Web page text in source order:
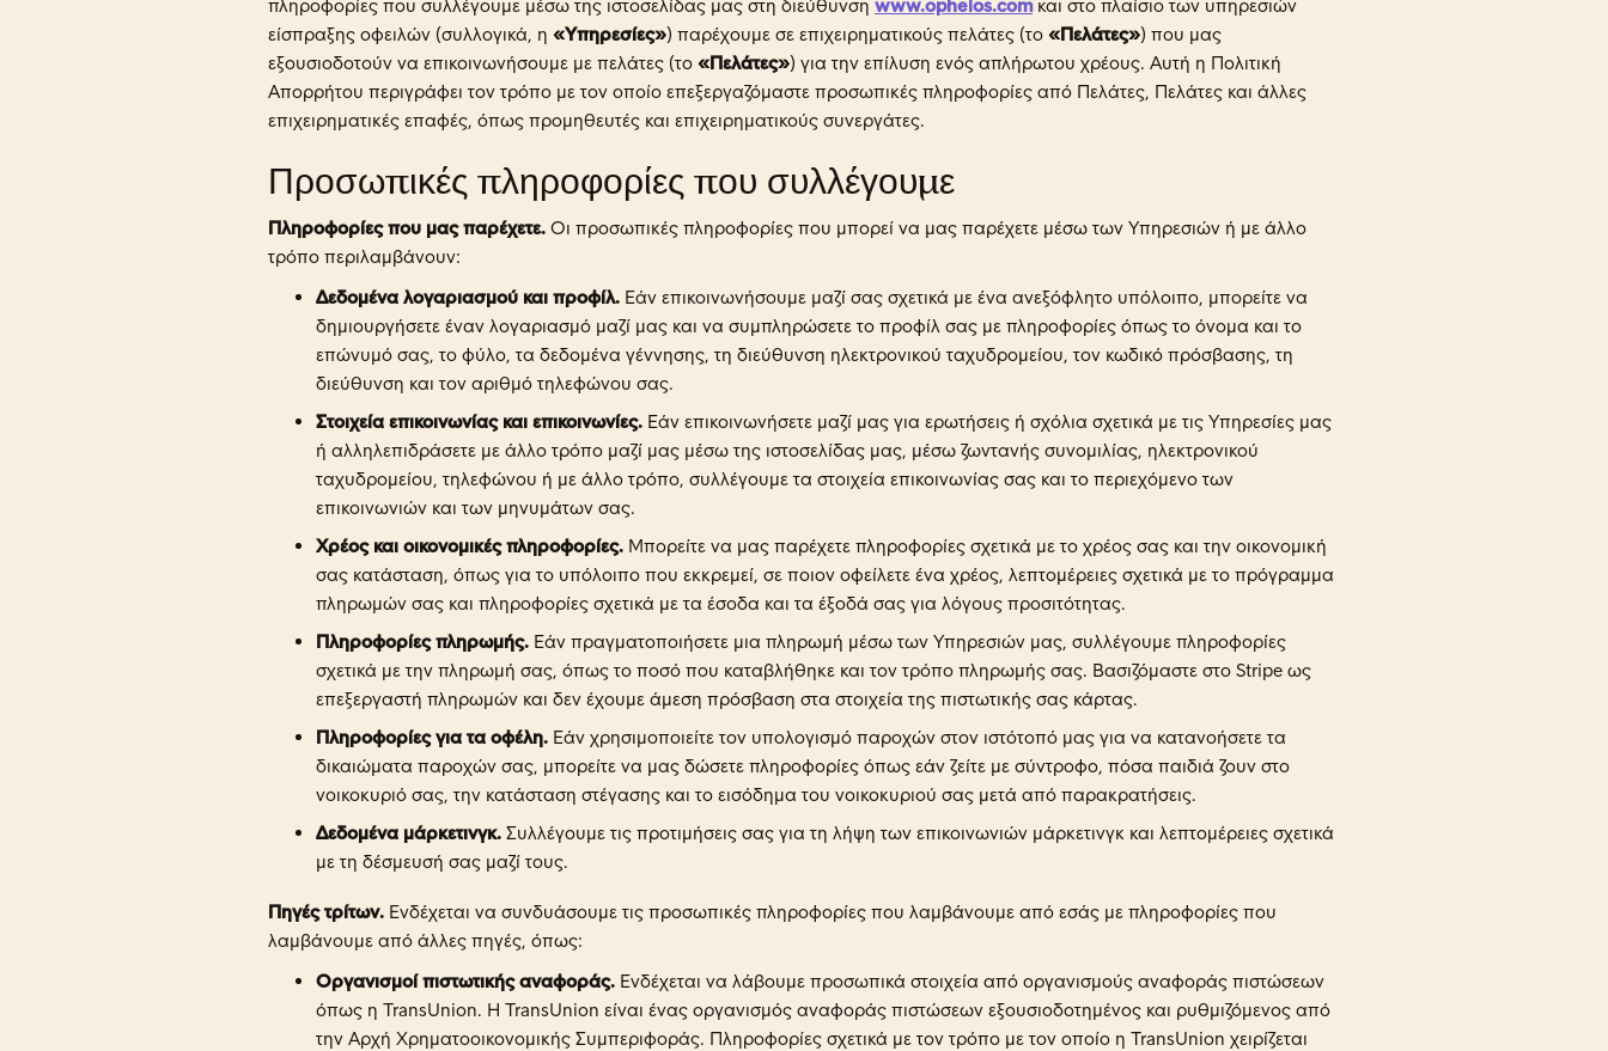
πληροφορίες που συλλέγουμε μέσω της ιστοσελίδας μας στη διεύθυνση www.ophelos.comκαι στο πλαίσιο των υπηρεσιών
είσπραξης οφειλών (συλλογικά, η «Υπηρεσίες») παρέχουμε σε επιχειρηματικούς πελάτες (το «Πελάτες») που μας
εξουσιοδοτούν να επικοινωνήσουμε με πελάτες (το «Πελάτες») για την επίλυση ενός απλήρωτου χρέους. Αυτή η Πολιτική
Απορρήτου περιγράφει τον τρόπο με τον οποίο επεξεργαζόμαστε προσωπικές πληροφορίες από Πελάτες, Πελάτες και άλλες
επιχειρηματικές επαφές, όπως προμηθευτές και επιχειρηματικούς συνεργάτες.
Προσωπικές πληροφορίες που συλλέγουμε
Πληροφορίες που μας παρέχετε. Οι προσωπικές πληροφορίες που μπορεί να μας παρέχετε μέσω των Υπηρεσιών ή με άλλο
τρόπο περιλαμβάνουν:
Δεδομένα λογαριασμού και προφίλ. Εάν επικοινωνήσουμε μαζί σας σχετικά με ένα ανεξόφλητο υπόλοιπο, μπορείτε να
δημιουργήσετε έναν λογαριασμό μαζί μας και να συμπληρώσετε το προφίλ σας με πληροφορίες όπως το όνομα και το
επώνυμό σας, το φύλο, τα δεδομένα γέννησης, τη διεύθυνση ηλεκτρονικού ταχυδρομείου, τον κωδικό πρόσβασης, τη
διεύθυνση και τον αριθμό τηλεφώνου σας.
Στοιχεία επικοινωνίας και επικοινωνίες. Εάν επικοινωνήσετε μαζί μας για ερωτήσεις ή σχόλια σχετικά με τις Υπηρεσίες μας
ή αλληλεπιδράσετε με άλλο τρόπο μαζί μας μέσω της ιστοσελίδας μας, μέσω ζωντανής συνομιλίας, ηλεκτρονικού
ταχυδρομείου, τηλεφώνου ή με άλλο τρόπο, συλλέγουμε τα στοιχεία επικοινωνίας σας και το περιεχόμενο των
επικοινωνιών και των μηνυμάτων σας.
Χρέος και οικονομικές πληροφορίες. Μπορείτε να μας παρέχετε πληροφορίες σχετικά με το χρέος σας και την οικονομική
σας κατάσταση, όπως για το υπόλοιπο που εκκρεμεί, σε ποιον οφείλετε ένα χρέος, λεπτομέρειες σχετικά με το πρόγραμμα
πληρωμών σας και πληροφορίες σχετικά με τα έσοδα και τα έξοδά σας για λόγους προσιτότητας.
Πληροφορίες πληρωμής. Εάν πραγματοποιήσετε μια πληρωμή μέσω των Υπηρεσιών μας, συλλέγουμε πληροφορίες
σχετικά με την πληρωμή σας, όπως το ποσό που καταβλήθηκε και τον τρόπο πληρωμής σας. Βασιζόμαστε στο Stripe ως
επεξεργαστή πληρωμών και δεν έχουμε άμεση πρόσβαση στα στοιχεία της πιστωτικής σας κάρτας.
Πληροφορίες για τα οφέλη. Εάν χρησιμοποιείτε τον υπολογισμό παροχών στον ιστότοπό μας για να κατανοήσετε τα
δικαιώματα παροχών σας, μπορείτε να μας δώσετε πληροφορίες όπως εάν ζείτε με σύντροφο, πόσα παιδιά ζουν στο
νοικοκυριό σας, την κατάσταση στέγασης και το εισόδημα του νοικοκυριού σας μετά από παρακρατήσεις.
Δεδομένα μάρκετινγκ. Συλλέγουμε τις προτιμήσεις σας για τη λήψη των επικοινωνιών μάρκετινγκ και λεπτομέρειες σχετικά
με τη δέσμευσή σας μαζί τους.
Πηγές τρίτων. Ενδέχεται να συνδυάσουμε τις προσωπικές πληροφορίες που λαμβάνουμε από εσάς με πληροφορίες που
λαμβάνουμε από άλλες πηγές, όπως:
Οργανισμοί πιστωτικής αναφοράς. Ενδέχεται να λάβουμε προσωπικά στοιχεία από οργανισμούς αναφοράς πιστώσεων
όπως η TransUnion. Η TransUnion είναι ένας οργανισμός αναφοράς πιστώσεων εξουσιοδοτημένος και ρυθμιζόμενος από
την Αρχή Χρηματοοικονομικής Συμπεριφοράς. Πληροφορίες σχετικά με τον τρόπο με τον οποίο η TransUnion χειρίζεται